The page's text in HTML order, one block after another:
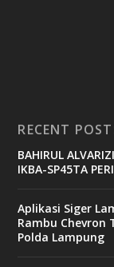
RECENT
BAHIRUL
IKBA-SP45TA
Aplikasi Siger
Rambu Chevron
Polda Lampung